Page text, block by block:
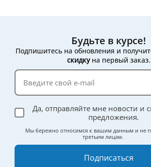
Будьте в курсе!
Подпишитесь на обновления и
скидкуна первый заказ.
Да, отправляйте мне новости и
предложения.
Мы бережно относимся к вашим данным и не
третьим лицам.
Подписаться